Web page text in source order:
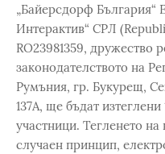
„Байерсдорф България“
Интерактив“ СРЛ
RO23981359, дружество
законодателството на
Румъния, гр. Букурещ,
137А, ще бъдат
участници. Тегленето
случаен принцип,